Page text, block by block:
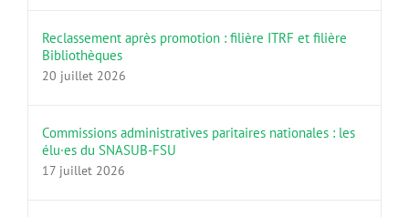
Reclassement après promotion : filière ITRF et filière
Bibliothèques
20 juillet 2026
Commissions administratives paritaires nationales : les
élu·es du SNASUB-FSU
17 juillet 2026